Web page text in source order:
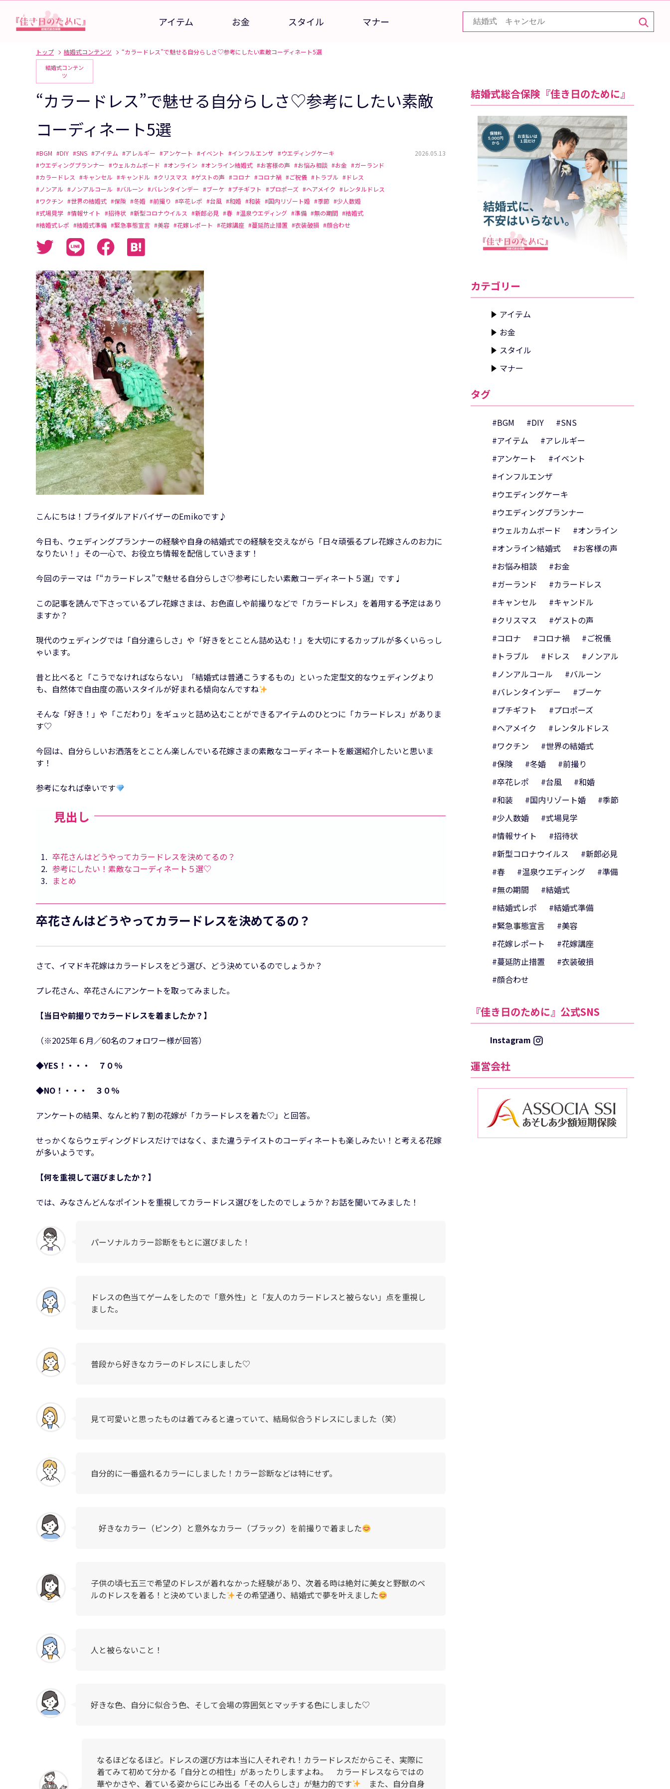
アイテム お金 スタイル マナー
トップ 結婚式コンテンツ “カラードレス”で魅せる自分らしさ♡参考にしたい素敵コーディネート5選
結婚式コンテン
ツ
“カラードレス”で魅せる自分らしさ♡参考にしたい素敵
コーディネート5選
#BGM #DIY #SNS #アイテム #アレルギー #アンケート #イベント #インフルエンザ #ウエディングケーキ
#ウエディングプランナー #ウェルカムボード #オンライン #オンライン結婚式 #お客様の声 #お悩み相談 #お金 #ガーランド
#カラードレス #キャンセル #キャンドル #クリスマス #ゲストの声 #コロナ #コロナ禍 #ご祝儀 #トラブル #ドレス
#ノンアル #ノンアルコール #バルーン #バレンタインデー #ブーケ #プチギフト #プロポーズ #ヘアメイク #レンタルドレス
#ワクチン #世界の結婚式 #保険 #冬婚 #前撮り #卒花レポ #台風 #和婚 #和装 #国内リゾート婚 #季節 #少人数婚
#式場見学 #情報サイト #招待状 #新型コロナウイルス #新郎必見 #春 #温泉ウエディング #準備 #無の期間 #結婚式
#結婚式レポ #結婚式準備 #緊急事態宣言 #美容 #花嫁レポート #花嫁講座 #蔓延防止措置 #衣装破損 #顔合わせ
2026.05.13
こんにちは！ブライダルアドバイザーのEmikoです♪
今日も、ウェディングプランナーの経験や自身の結婚式での経験を交えながら「日々頑張るプレ花嫁さんのお力に
なりたい！」その一心で、お役立ち情報を配信していきます！
今回のテーマは「“カラードレス”で魅せる自分らしさ♡参考にしたい素敵コーディネート５選」です♩
この記事を読んで下さっているプレ花嫁さまは、お色直しや前撮りなどで「カラードレス」を着用する予定はあり
ますか？
現代のウェディングでは「自分達らしさ」や「好きをとことん詰め込む！」を大切にするカップルが多くいらっし
ゃいます。
昔と比べると「こうでなければならない」「結婚式は普通こうするもの」といった定型文的なウェディングより
も、自然体で自由度の高いスタイルが好まれる傾向なんですね
そんな「好き！」や「こだわり」をギュッと詰め込むことができるアイテムのひとつに「カラードレス」がありま
す♡
今回は、自分らしいお洒落をとことん楽しんでいる花嫁さまの素敵なコーディネートを厳選紹介したいと思いま
す！
参考になれば幸いです
見出し
1
卒花さんはどうやってカラードレスを決めてるの？
2 参考にしたい！素敵なコーディネート５選♡
3
まとめ
卒花さんはどうやってカラードレスを決めてるの？
さて、イマドキ花嫁はカラードレスをどう選び、どう決めているのでしょうか？
プレ花さん、卒花さんにアンケートを取ってみました。
【当日や前撮りでカラードレスを着ましたか？】
（※2025年６月／60名のフォロワー様が回答）
◆YES！・・・ ７０％
◆NO！・・・ ３０％
アンケートの結果、なんと約７割の花嫁が「カラードレスを着た♡」と回答。
せっかくならウェディングドレスだけではなく、また違うテイストのコーディネートも楽しみたい！と考える花嫁
が多いようです。
【何を重視して選びましたか？】
では、みなさんどんなポイントを重視してカラードレス選びをしたのでしょうか？お話を聞いてみました！
パーソナルカラー診断をもとに選びました！
ドレスの色当てゲームをしたので「意外性」と「友人のカラードレスと被らない」点を重視し
ました。
普段から好きなカラーのドレスにしました♡
見て可愛いと思ったものは着てみると違っていて、結局似合うドレスにしました（笑）
自分的に一番盛れるカラーにしました！カラー診断などは特にせず。
好きなカラー（ピンク）と意外なカラー（ブラック）を前撮りで着ました
子供の頃七五三で希望のドレスが着れなかった経験があり、次着る時は絶対に美女と野獣のベ
ルのドレスを着る！と決めていました
その希望通り、結婚式で夢を叶えました
人と被らないこと！
好きな色、自分に似合う色、そして会場の雰囲気とマッチする色にしました♡
なるほどなるほど。ドレスの選び方は本当に人それぞれ！カラードレスだからこそ、実際に
着てみて初めて分かる「自分との相性」があったりしますよね。 カラードレスならではの
華やかさや、着ている姿からにじみ出る「その人らしさ」が魅力的です
また、自分自身
結婚式総合保険『佳き日のために』
カテゴリー
アイテム
お金
スタイル
マナー
タグ
#BGM #DIY
#SNS
#アイテム
#アレルギー
#アンケート
#イベント
#インフルエンザ
#ウエディングケーキ
#ウエディングプランナー
#ウェルカムボード
#オンライン
#オンライン結婚式
#お客様の声
#お悩み相談
#お金
#ガーランド
#カラードレス
#キャンセル
#キャンドル
#クリスマス
#ゲストの声
#コロナ
#コロナ禍
#ご祝儀
#トラブル
#ドレス
#ノンアル
#ノンアルコール
#バルーン
#バレンタインデー
#ブーケ
#プチギフト
#プロポーズ
#ヘアメイク
#レンタルドレス
#ワクチン
#世界の結婚式
#保険
#冬婚
#前撮り
#卒花レポ
#台風
#和婚
#和装
#国内リゾート婚
#季節
#少人数婚
#式場見学
#情報サイト
#招待状
#新型コロナウイルス
#新郎必見
#春
#温泉ウエディング
#準備
#無の期間
#結婚式
#結婚式レポ
#結婚式準備
#緊急事態宣言
#美容
#花嫁レポート
#花嫁講座
#蔓延防止措置
#衣装破損
#顔合わせ
『佳き日のために』公式SNS
Instagram
運営会社